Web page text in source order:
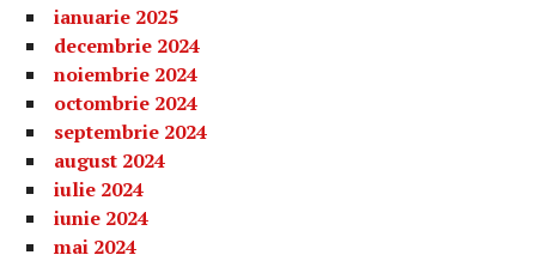
ianuarie 2025
decembrie 2024
noiembrie 2024
octombrie 2024
septembrie 2024
august 2024
iulie 2024
iunie 2024
mai 2024